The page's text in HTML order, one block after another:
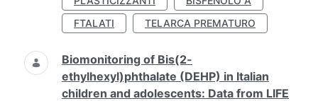
FTALATI
TELARCA PREMATURO
Biomonitoring of Bis(2-
ethylhexyl)phthalate (DEHP) in Italian
children and adolescents: Data from LIFE